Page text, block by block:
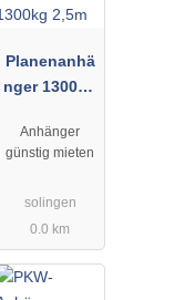
Planenanhä
nger 1300kg
Anhänger
günstig mieten
solingen
0.0 km